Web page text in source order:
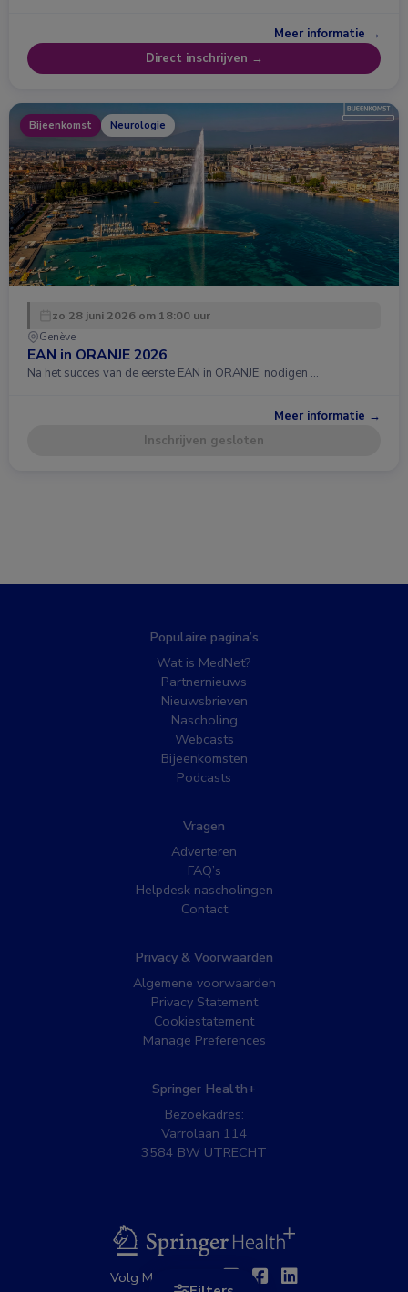
Meer informatie →
Direct inschrijven →
Bijeenkomst Neurologie
zo 28 juni 2026 om 18:00 uur
Genève
EAN in ORANJE 2026
Na het succes van de eerste EAN in ORANJE, nodigen …
Meer informatie →
Inschrijven gesloten
Populaire pagina’s
Wat is MedNet?
Partnernieuws
Nieuwsbrieven
Nascholing
Webcasts
Bijeenkomsten
Podcasts
Vragen
Adverteren
FAQ’s
Helpdesk nascholingen
Contact
Privacy & Voorwaarden
Algemene voorwaarden
Privacy Statement
Cookiestatement
Manage Preferences
Springer Health+
Bezoekadres:
Varrolaan 114
3584 BW UTRECHT
BSL
Volg MedNet op: TwitterFacebook
Linkedin